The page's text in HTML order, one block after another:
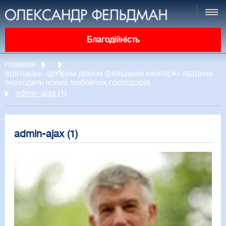
Благодійність
главная
врятовані «добрим домом фельдман екопарк» тварини
знаходять нових люблячих господарів
admin-ajax (1)
admin-ajax (1)